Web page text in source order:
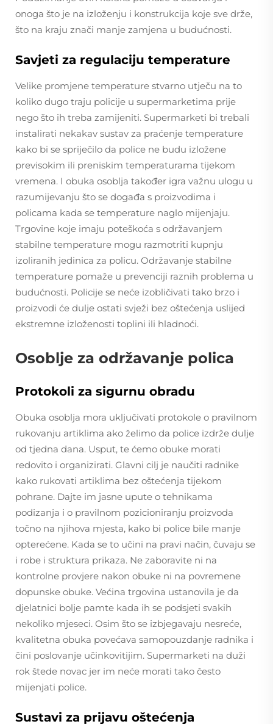
onoga što je na izloženju i konstrukcija koje sve drže,
što na kraju znači manje zamjena u budućnosti.
Savjeti za regulaciju temperature
Velike promjene temperature stvarno utječu na to
koliko dugo traju policije u supermarketima prije
nego što ih treba zamijeniti. Supermarketi bi trebali
instalirati nekakav sustav za praćenje temperature
kako bi se spriječilo da police ne budu izložene
previsokim ili preniskim temperaturama tijekom
vremena. I obuka osoblja također igra važnu ulogu u
razumijevanju što se događa s proizvodima i
policama kada se temperature naglo mijenjaju.
Trgovine koje imaju poteškoća s održavanjem
stabilne temperature mogu razmotriti kupnju
izoliranih jedinica za policu. Održavanje stabilne
temperature pomaže u prevenciji raznih problema u
budućnosti. Policije se neće izobličivati tako brzo i
proizvodi će dulje ostati svježi bez oštećenja uslijed
ekstremne izloženosti toplini ili hladnoći.
Osoblje za održavanje polica
Protokoli za sigurnu obradu
Obuka osoblja mora uključivati protokole o pravilnom
rukovanju artiklima ako želimo da police izdrže dulje
od tjedna dana. Usput, te ćemo obuke morati
redovito i organizirati. Glavni cilj je naučiti radnike
kako rukovati artiklima bez oštećenja tijekom
pohrane. Dajte im jasne upute o tehnikama
podizanja i o pravilnom pozicioniranju proizvoda
točno na njihova mjesta, kako bi police bile manje
opterećene. Kada se to učini na pravi način, čuvaju se
i robe i struktura prikaza. Ne zaboravite ni na
kontrolne provjere nakon obuke ni na povremene
dopunske obuke. Većina trgovina ustanovila je da
djelatnici bolje pamte kada ih se podsjeti svakih
nekoliko mjeseci. Osim što se izbjegavaju nesreće,
kvalitetna obuka povećava samopouzdanje radnika i
čini poslovanje učinkovitijim. Supermarketi na duži
rok štede novac jer im neće morati tako često
mijenjati police.
Sustavi za prijavu oštećenja